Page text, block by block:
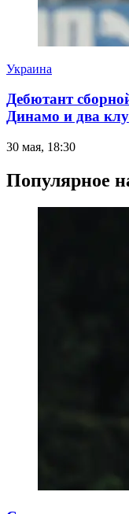
Украина
Дебютант
Динамо и два
30 мая, 18:30
Популярное